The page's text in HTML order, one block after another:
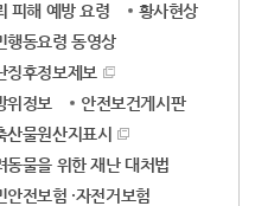
피해 예방 요령
황사현상
행동요령 동영상
징후정보제보
위정보
안전보건게시판
산물원산지표시
동물을 위한 재난 대처법
안전보험 ·자전거보험